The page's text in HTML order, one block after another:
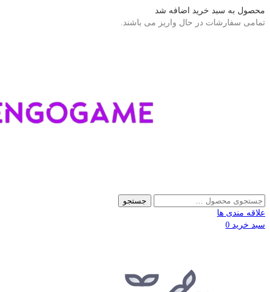
محصول به سبد خرید اضافه شد
تمامی سفارشات در حال واریز می باشند.
جستجو
علاقه مندی ها
سبد خرید 0